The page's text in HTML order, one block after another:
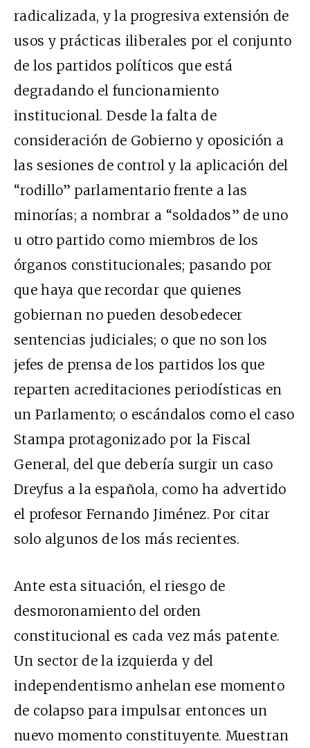
radicalizada, y la progresiva extensión de
usos y prácticas iliberales por el conjunto
de los partidos políticos que está
degradando el funcionamiento
institucional. Desde la falta de
consideración de Gobierno y oposición a
las sesiones de control y la aplicación del
“rodillo” parlamentario frente a las
minorías; a nombrar a “soldados” de uno
u otro partido como miembros de los
órganos constitucionales; pasando por
que haya que recordar que quienes
gobiernan no pueden desobedecer
sentencias judiciales; o que no son los
jefes de prensa de los partidos los que
reparten acreditaciones periodísticas en
un Parlamento; o escándalos como el caso
Stampa protagonizado por la Fiscal
General, del que debería surgir un caso
Dreyfus a la española, como ha advertido
el profesor Fernando Jiménez. Por citar
solo algunos de los más recientes.
Ante esta situación, el riesgo de
desmoronamiento del orden
constitucional es cada vez más patente.
Un sector de la izquierda y del
independentismo anhelan ese momento
de colapso para impulsar entonces un
nuevo momento constituyente. Muestran